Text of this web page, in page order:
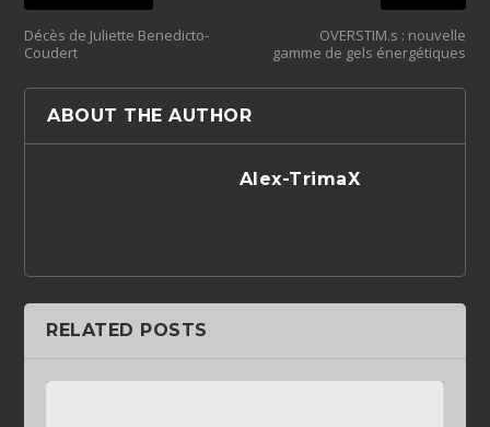
Décès de Juliette Benedicto-
Coudert
OVERSTIM.s : nouvelle
gamme de gels énergétiques
ABOUT THE AUTHOR
Alex-TrimaX
RELATED POSTS